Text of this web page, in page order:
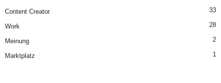
Content Creator 33
Work 28
Meinung 2
Marktplatz 1